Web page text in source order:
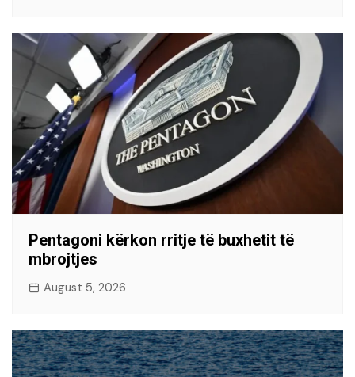
Pentagoni kërkon rritje të buxhetit të
mbrojtjes
August 5, 2026